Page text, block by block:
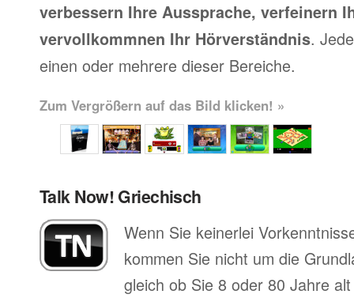
verbessern Ihre Aussprache, verfeinern
vervollkommnen Ihr Hörverständnis.
einen oder mehrere dieser Bereiche.
Zum Vergrößern auf das Bild klicken! »
Talk Now! Griechisch
Wenn Sie keinerlei
kommen Sie nicht um die
gleich ob Sie 8 oder 80 Jahre